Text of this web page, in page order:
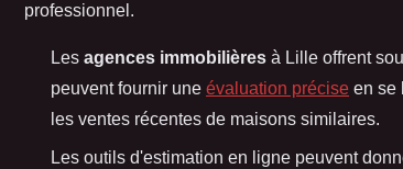
professionnel.
Les agences immobilières à Lille offrent
peuvent fournir une évaluation précise en se
les ventes récentes de maisons similaires.
Les outils d'estimation en ligne peuvent